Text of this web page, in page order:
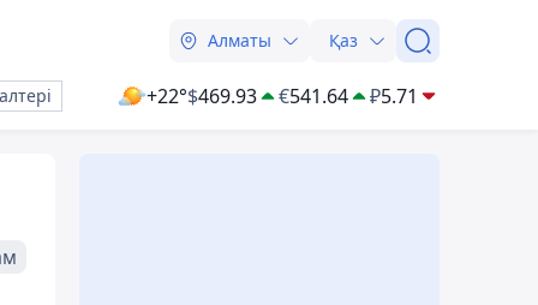
Алматы Қаз
+22°$469.93 €541.64 ₽5.71